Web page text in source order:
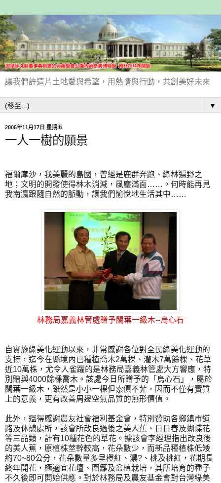
讓我們許這片土地愛與希望，用熱情與行動，共創美好未來
▼
2006年11月17日 星期五
一人一樹的願景
福爾摩沙，我美麗的島國，曾經是鹿群奔跑、綠林遍野之
地；文明的開發使得林木消減，風塵滿面……。何時能再見
我南瀛跟隨自然的脈動，讓我們愉悅地生活其中……
林務局嘉義林管處贈予闊葉一級木--烏心石
自實施綠美化運動以來，非常感謝各位對全民綠美化運動的
支持，迄今在縣境內已種植喬木2萬棵、灌木7萬餘棵、花草
近10萬株，尤令人雀躍的是林務局嘉義林管處大方響應，特
別贈與4000餘棵喬木。該處今日所贈予的「烏心石」，屬於
闊葉一級木，雖然是小小一棵但索價不菲，因而不僅有實質
上的意義，更有改善周邊空氣品質的無形價值。
此外，還得感謝農友社會福利基金會，特別贊助各鄉鎮市道
路及休憩處所，該會所改良過後之美人蕉、日日春及蝴蝶花
等三品類，計有10種花色的草花。據該會李經理指出改良後
的美人蕉，原植株莖幹較高，花朵數少，而新品種植株低矮
約70~80公分，花朵數量多呈橙紅、濃?、桃及桃紅，花期長
終年開花，極適宜花壇、圍籬及盆植栽培，其所培育的種子
不久後即可開始供應。對於林務局及農友基金會對台灣綠美